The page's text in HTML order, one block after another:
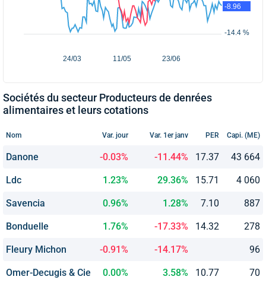
Sociétés du secteur Producteurs de denrées
alimentaires et leurs cotations
Nom Var. jour Var. 1er janv PER Capi. (ME)
Danone -0.03% -11.44% 17.37 43 664
Ldc 1.23% 29.36% 15.71 4 060
Savencia 0.96% 1.28% 7.10 887
Bonduelle 1.76% -17.33% 14.32 278
Fleury Michon -0.91% -14.17% 96
Omer-Decugis & Cie 0.00% 3.58% 10.77 70